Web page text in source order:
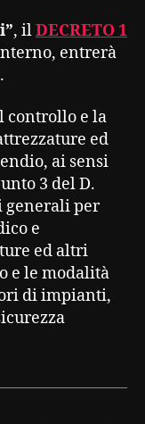
, ilDECRETO 1
entrerà
controllo e la
ed
ai sensi
3 del D.
generali per
e
ed altri
e le modalità
di impianti,